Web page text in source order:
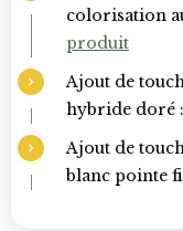
colorisation
produit
Ajout de
hybride doré
Ajout de
blanc pointe